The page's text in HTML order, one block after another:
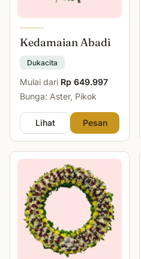
Kedamaian Abadi
Dukacita
Mulai dari Rp 649.997
Bunga: Aster, Pikok
Lihat Pesan